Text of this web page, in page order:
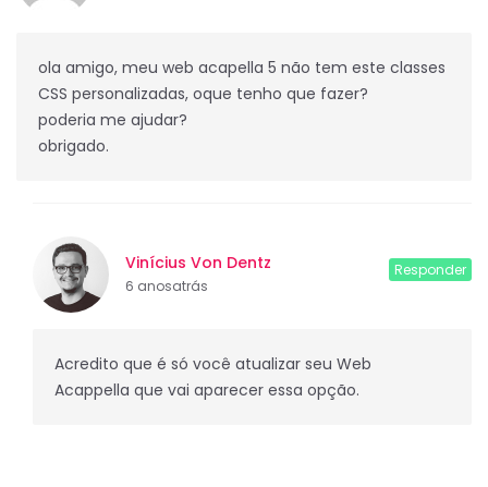
ola amigo, meu web acapella 5 não tem este classes
CSS personalizadas, oque tenho que fazer?
poderia me ajudar?
obrigado.
Vinícius Von Dentz
6 anosatrás
Responder
Acredito que é só você atualizar seu Web
Acappella que vai aparecer essa opção.